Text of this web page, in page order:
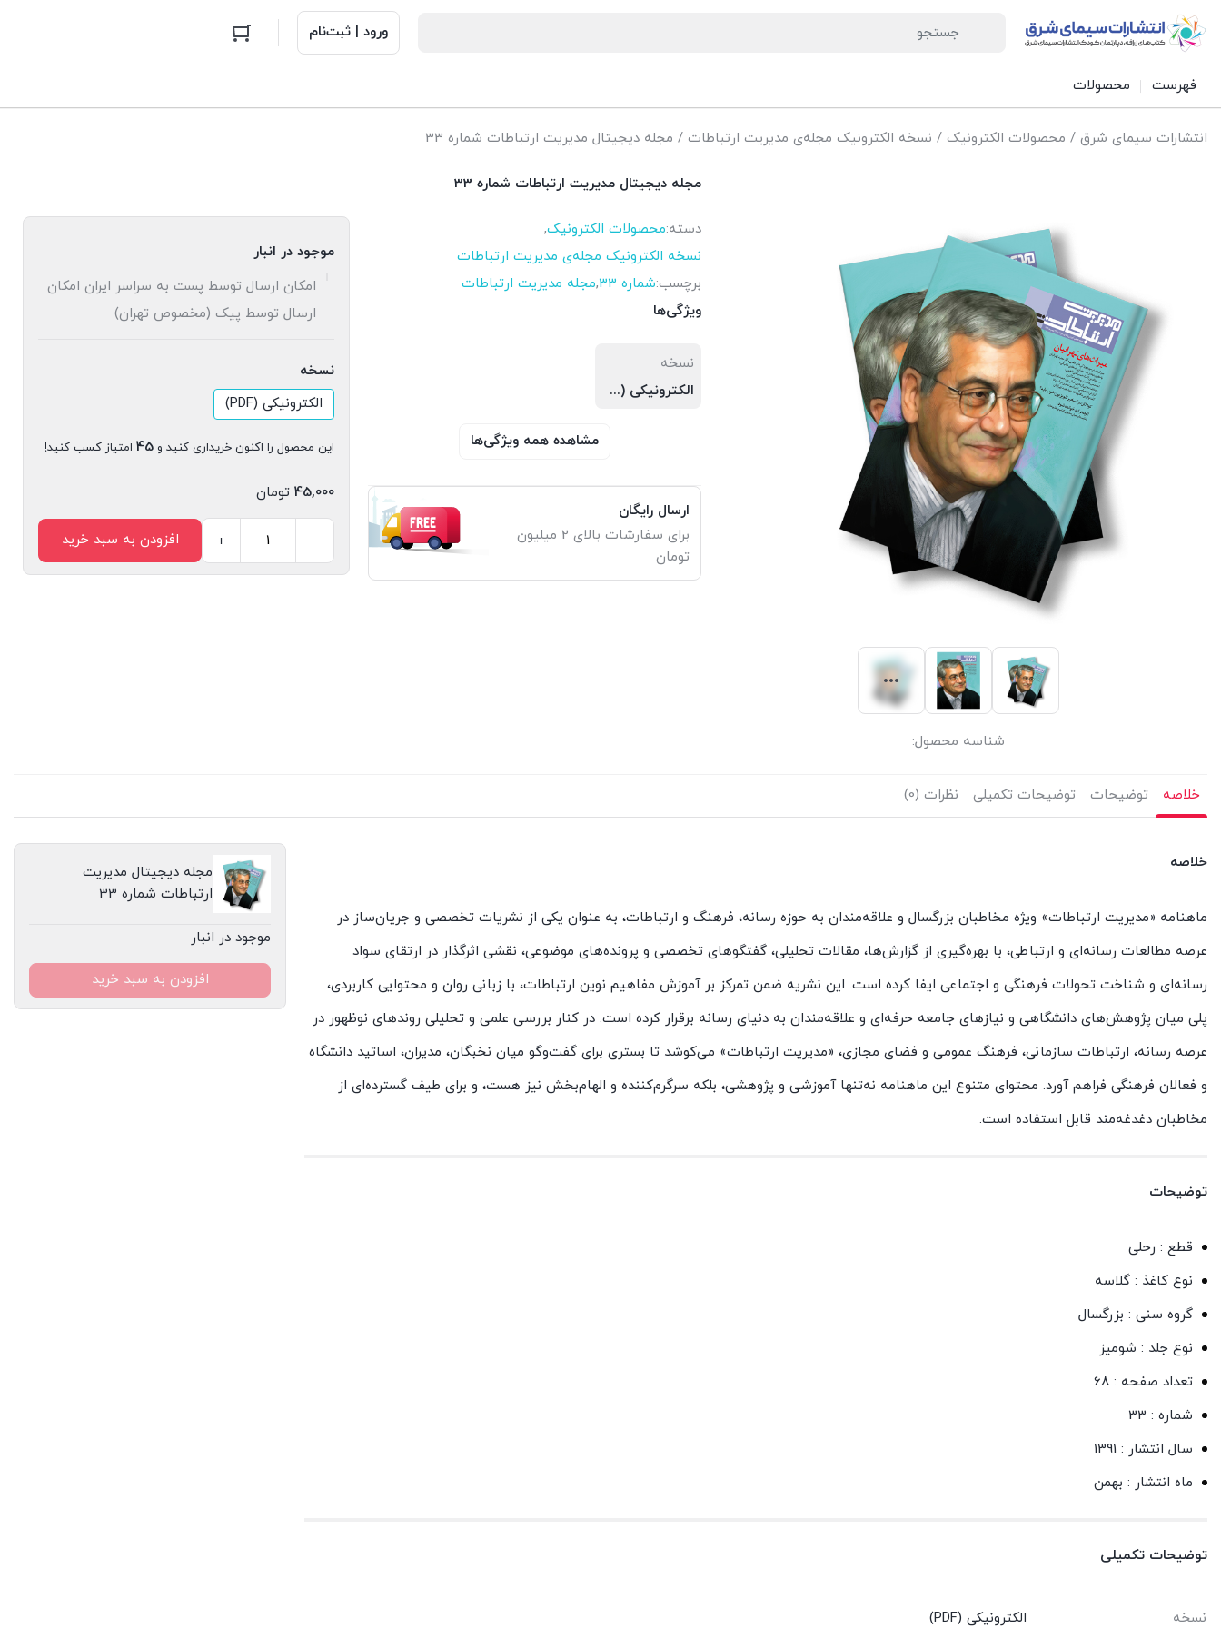
ورود | ثبت‌نام
فهرست محصولات
انتشارات سیمای شرق / محصولات الکترونیک / نسخه الکترونیک مجله‌ی مدیریت ارتباطات / مجله دیجیتال مدیریت ارتباطات شماره 33
شناسه محصول:
مجله دیجیتال مدیریت ارتباطات شماره 33
دسته:محصولات الکترونیک,
نسخه الکترونیک مجله‌ی مدیریت ارتباطات
برچسب:شماره 33 ,مجله مدیریت ارتباطات
ویژگی‌ها
نسخه
الکترونیکی (PDF)
مشاهده همه ویژگی‌ها
ارسال رایگان
برای سفارشات بالای 2 میلیون
تومان
موجود در انبار
امکان ارسال توسط پست به سراسر ایران امکان
ارسال توسط پیک (مخصوص تهران)
نسخه
الکترونیکی (PDF)
این محصول را اکنون خریداری کنید و 45 امتیاز کسب کنید!
45,000 تومان
دیجیتال
-
+ افزودن به سبد خرید
خلاصه توضیحات توضیحات تکمیلی نظرات (0)
خلاصه
ماهنامه «مدیریت ارتباطات» ویژه مخاطبان بزرگسال و علاقه‌مندان به حوزه رسانه، فرهنگ و ارتباطات، به عنوان یکی از نشریات تخصصی و جریان‌ساز در
عرصه مطالعات رسانه‌ای و ارتباطی، با بهره‌گیری از گزارش‌ها، مقالات تحلیلی، گفتگوهای تخصصی و پرونده‌های موضوعی، نقشی اثرگذار در ارتقای سواد
رسانه‌ای و شناخت تحولات فرهنگی و اجتماعی ایفا کرده است. این نشریه ضمن تمرکز بر آموزش مفاهیم نوین ارتباطات، با زبانی روان و محتوایی کاربردی،
پلی میان پژوهش‌های دانشگاهی و نیازهای جامعه حرفه‌ای و علاقه‌مندان به دنیای رسانه برقرار کرده است. در کنار بررسی علمی و تحلیلی روندهای نوظهور در
عرصه رسانه، ارتباطات سازمانی، فرهنگ عمومی و فضای مجازی، «مدیریت ارتباطات» می‌کوشد تا بستری برای گفت‌وگو میان نخبگان، مدیران، اساتید دانشگاه
و فعالان فرهنگی فراهم آورد. محتوای متنوع این ماهنامه نه‌تنها آموزشی و پژوهشی، بلکه سرگرم‌کننده و الهام‌بخش نیز هست، و برای طیف گسترده‌ای از
مخاطبان دغدغه‌مند قابل استفاده است.
توضیحات
قطع : رحلی
نوع کاغذ : گلاسه
گروه سنی : بزرگسال
نوع جلد : شومیز
تعداد صفحه : 68
شماره : 33
سال انتشار : 1391
ماه انتشار : بهمن
توضیحات تکمیلی
نسخه الکترونیکی (PDF)
مجله دیجیتال مدیریت
ارتباطات شماره 33
موجود در انبار
افزودن به سبد خرید